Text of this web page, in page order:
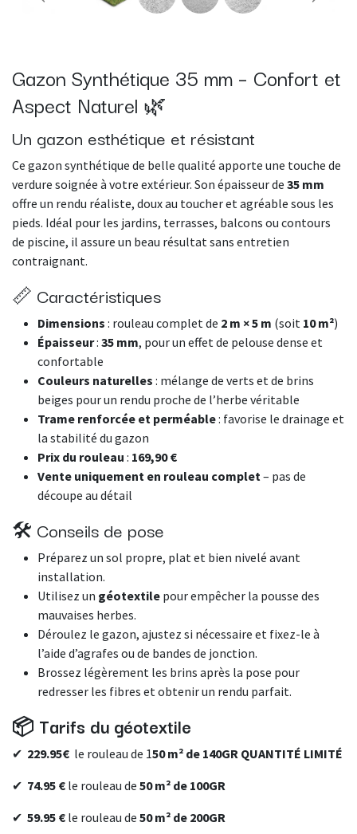
Gazon Synthétique 35 mm – Confort et
Aspect Naturel 🌿
Un gazon esthétique et résistant
Ce gazon synthétique de belle qualité apporte une touche de
verdure soignée à votre extérieur. Son épaisseur de 35 mm
offre un rendu réaliste, doux au toucher et agréable sous les
pieds. Idéal pour les jardins, terrasses, balcons ou contours
de piscine, il assure un beau résultat sans entretien
contraignant.
📏 Caractéristiques
Dimensions : rouleau complet de 2 m × 5 m (soit 10 m²)
Épaisseur: 35 mm, pour un effet de pelouse dense et
confortable
Couleurs naturelles : mélange de verts et de brins
beiges pour un rendu proche de l’herbe véritable
Trame renforcée et perméable: favorise le drainage et
la stabilité du gazon
Prix du rouleau : 169,90 €
Vente uniquement en rouleau complet– pas de
découpe au détail
🛠️ Conseils de pose
Préparez un sol propre, plat et bien nivelé avant
installation.
Utilisez un géotextile pour empêcher la pousse des
mauvaises herbes.
Déroulez le gazon, ajustez si nécessaire et fixez-le à
l’aide d’agrafes ou de bandes de jonction.
Brossez légèrement les brins après la pose pour
redresser les fibres et obtenir un rendu parfait.
📦 Tarifs du géotextile
✔ 229.95€ le rouleau de 150 m² de 140GR QUANTITÉ LIMITÉ
✔ 74.95 € le rouleau de 50 m² de 100GR
✔ 59.95 € le rouleau de 50 m² de 200GR